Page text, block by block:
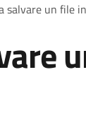
salvare un file